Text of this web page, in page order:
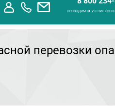
ПРОВОДИМ ОБУЧЕНИЕ ПО
перевозки